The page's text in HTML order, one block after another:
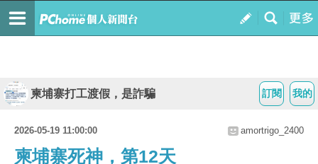
我的
訂閱
柬埔寨打工渡假，是詐騙
2026-05-19 11:00:00 amortrigo_2400
柬埔寨死神，第12天